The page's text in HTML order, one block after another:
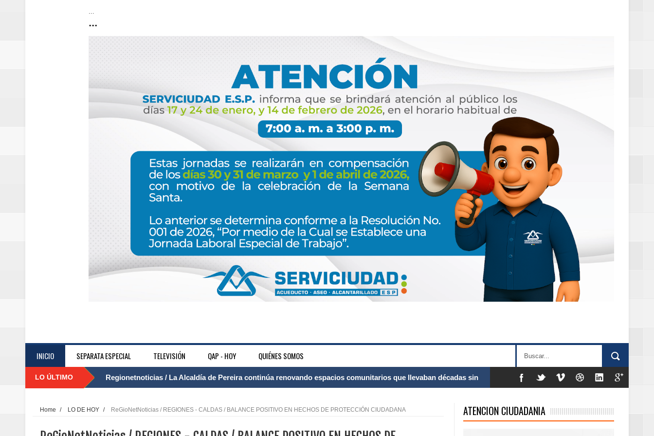
...
...
....
INICIO SEPARATA ESPECIAL TELEVISIÓN QAP - HOY QUIÉNES SOMOS
LO ÚLTIMO Regionetnoticias / Agua potable transforma la vida de 68 estudiantes rurales en Filadelfia gracias al Gobierno de
Regionetnoticias / Población vulnerable en Tuluá tendrá comedor comunitario gracias al Galardón de la Mujer
Home / LO DE HOY / ReGioNetNoticias / REGIONES - CALDAS / BALANCE POSITIVO EN HECHOS DE PROTECCIÓN CIUDADANA ATENCION CIUDADANIA